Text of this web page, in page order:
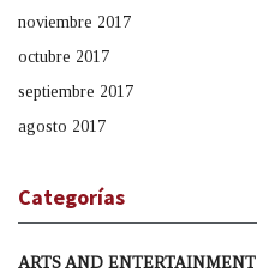
noviembre 2017
octubre 2017
septiembre 2017
agosto 2017
Categorías
ARTS AND ENTERTAINMENT